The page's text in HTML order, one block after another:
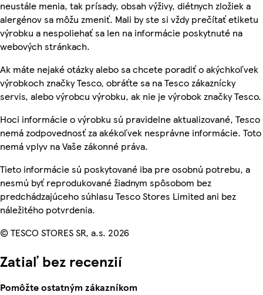
neustále menia, tak prísady, obsah výživy, diétnych zložiek a
alergénov sa môžu zmeniť. Mali by ste si vždy prečítať etiketu
výrobku a nespoliehať sa len na informácie poskytnuté na
webových stránkach.
Ak máte nejaké otázky alebo sa chcete poradiť o akýchkoľvek
výrobkoch značky Tesco, obráťte sa na Tesco zákaznícky
servis, alebo výrobcu výrobku, ak nie je výrobok značky Tesco.
Hoci informácie o výrobku sú pravidelne aktualizované, Tesco
nemá zodpovednosť za akékoľvek nesprávne informácie. Toto
nemá vplyv na Vaše zákonné práva.
Tieto informácie sú poskytované iba pre osobnú potrebu, a
nesmú byť reprodukované žiadnym spôsobom bez
predchádzajúceho súhlasu Tesco Stores Limited ani bez
náležitého potvrdenia.
© TESCO STORES SR, a.s. 2026
Zatiaľ bez recenzií
Pomôžte ostatným zákazníkom